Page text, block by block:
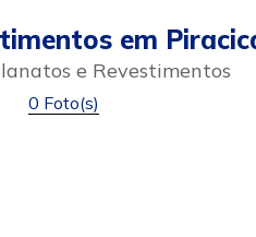
em
e Revestimentos
0 Foto(s)